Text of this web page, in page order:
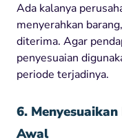
Ada kalanya
menyerahkan
diterima. Agar
penyesuaian
periode terjadinya.
6.
Awal